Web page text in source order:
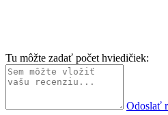
Tu môžte zadať počet hviedičiek:
Odoslať